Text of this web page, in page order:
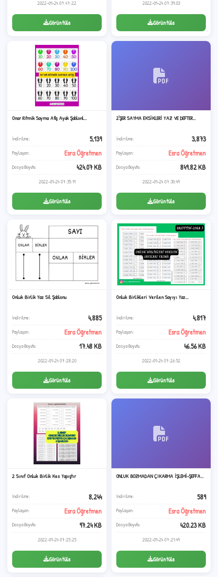
3
2022-01-24 07:47:22
Görüntüle
2022-01-24 07:39:03
Görüntüle
Onar Ritmik Sayma Afiş Ayak Şablonl...
İndirilme: 5,139
Paylaşan: Esra Öğretmen
Dosya Boyutu: 424.07 KB
2022-01-24 07:35:11
Görüntüle
2'ŞER SAYMA EKSİKLERİ YAZ VE DEFTER...
İndirilme: 3,873
Paylaşan: Esra Öğretmen
Dosya Boyutu: 849.82 KB
2022-01-24 07:30:49
Görüntüle
Onluk Birlik Yaz Sil Şablonu
İndirilme: 4,885
Paylaşan: Esra Öğretmen
Dosya Boyutu: 17.48 KB
2022-01-24 07:28:20
Görüntüle
Onluk Birlikleri Verilen Sayıyı Yaz...
İndirilme: 4,817
Paylaşan: Esra Öğretmen
Dosya Boyutu: 46.56 KB
2022-01-24 07:26:52
Görüntüle
2 Sınıf Onluk Birlik Kes Yapıştır
İndirilme: 8,244
Paylaşan: Esra Öğretmen
Dosya Boyutu: 97.24 KB
2022-01-24 07:25:25
Görüntüle
ONLUK BOZMADAN ÇIKARMA İŞLEMİ-ŞEFFA...
İndirilme: 589
Paylaşan: Esra Öğretmen
Dosya Boyutu: 420.23 KB
2022-01-24 07:21:49
Görüntüle